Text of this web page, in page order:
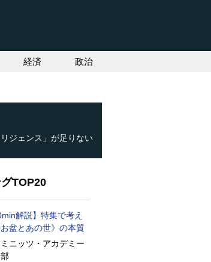
経済 政治
ジェンス」が足りない
TOP20
解説】特集で考え
盆とあの世》の本質
ニッツ・アカデミー